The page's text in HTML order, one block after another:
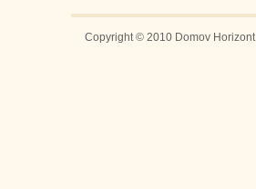
Copyright © 2010 Domov